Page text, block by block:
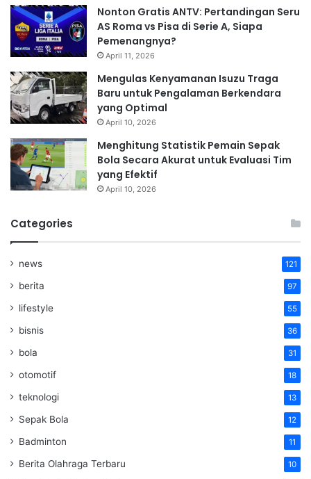
Nonton Gratis ANTV: Pertandingan Seru
AS Roma vs Pisa di Serie A, Siapa
Pemenangnya?
April 11, 2026
Mengulas Kenyamanan Isuzu Traga
Baru untuk Pengalaman Berkendara
yang Optimal
April 10, 2026
Menghitung Statistik Pemain Sepak
Bola Secara Akurat untuk Evaluasi Tim
yang Efektif
April 10, 2026
Categories
news 121
berita 97
lifestyle 55
bisnis 36
bola 31
otomotif 18
teknologi 13
Sepak Bola 12
Badminton 11
Berita Olahraga Terbaru 10